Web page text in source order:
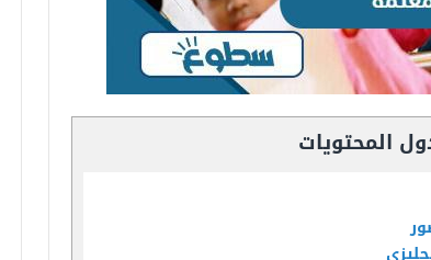
المحتويات